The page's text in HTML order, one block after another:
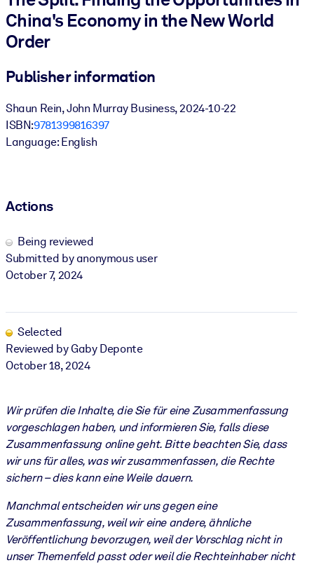
BY SYSTEM
For LMS/LXP
Bring bite-sized, verified knowledge into your LMS/LXP for
For Corporate Libraries
Enrich your corporate library with trusted, ready-to-use business
knowledge.
Fuel your AI systems with reliable, structured knowledge to
China's Economy in the New World
Order
Publisher information
Shaun Rein, John Murray Business, 2024-10-22
ISBN:9781399816397
Language: English
Actions
Being reviewed
Submitted by anonymous user
October 7, 2024
Selected
Reviewed by Gaby Deponte
October 18, 2024
Wir prüfen die Inhalte, die Sie für eine Zusammenfassung
vorgeschlagen haben, und informieren Sie, falls diese
Zusammenfassung online geht. Bitte beachten Sie, dass
wir uns für alles, was wir zusammenfassen, die Rechte
sichern – dies kann eine Weile dauern.
Manchmal entscheiden wir uns gegen eine
Zusammenfassung, weil wir eine andere, ähnliche
Veröffentlichung bevorzugen, weil der Vorschlag nicht in
unser Themenfeld passt oder weil die Rechteinhaber nicht